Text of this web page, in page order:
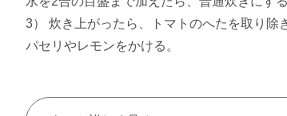
3） 炊き上がったら、トマトのへたを取り
パセリやレモンをかける。